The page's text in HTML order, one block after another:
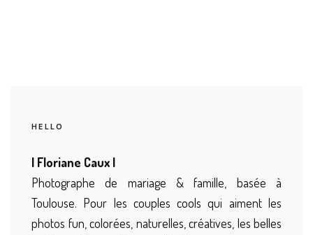
HELLO
| Floriane Caux |
Photographe de mariage & famille, basée à
Toulouse. Pour les couples cools qui aiment les
photos fun, colorées, naturelles, créatives, les belles